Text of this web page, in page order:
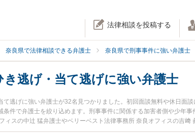
法律相談を投稿する
奈良県で法律相談できる弁護士 奈良県で刑事事件に強い弁護士
き逃げ・当て逃げに強い弁護士
て逃げに強い弁護士が32名見つかりました。初回面談無料や休日面
条件で弁護士を絞り込めます。刑事事件に関係する加害者側や少年
ィスの中辻 猛弁護士やベリーベスト法律事務所 奈良オフィスの吉
強みなどが注目されています。『奈良県で土日や夜間に発生したひ